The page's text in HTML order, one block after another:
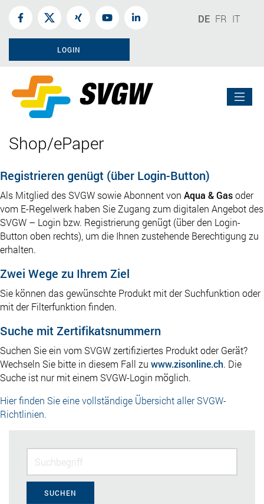
DE FR IT
LOGIN
Shop/ePaper
Registrieren genügt (über Login-Button)
Als Mitglied des SVGW sowie Abonnent von Aqua & Gasoder
vom E-Regelwerk haben Sie Zugang zum digitalen Angebot des
SVGW – Login bzw. Registrierung genügt (über den Login-
Button oben rechts), um die Ihnen zustehende Berechtigung zu
erhalten.
Zwei Wege zu Ihrem Ziel
Sie können das gewünschte Produkt mit der Suchfunktion oder
mit der Filterfunktion finden.
Suche mit Zertifikatsnummern
Suchen Sie ein vom SVGW zertifiziertes Produkt oder Gerät?
Wechseln Sie bitte in diesem Fall zu www.zisonline.ch. Die
Suche ist nur mit einem SVGW-Login möglich.
Hier finden Sie eine vollständige Übersicht aller SVGW-
Richtlinien.
SUCHEN